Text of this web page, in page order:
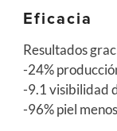
Eficacia
Resultados
-24%
-9.1 visibilidad
-96% piel